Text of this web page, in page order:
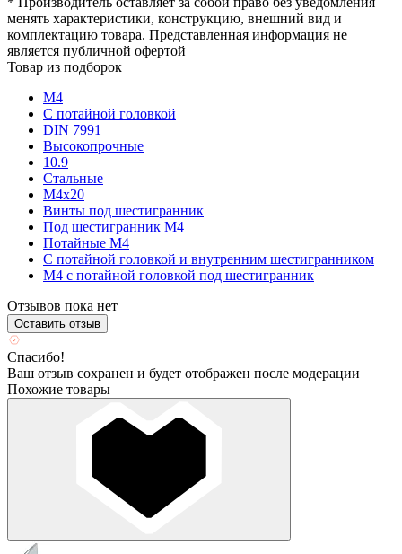
менять характеристики, конструкцию, внешний вид и
комплектацию товара. Представленная информация не
является публичной офертой
Товар из подборок
М4
С потайной головкой
DIN 7991
Высокопрочные
10.9
Стальные
М4х20
Винты под шестигранник
Под шестигранник М4
Потайные М4
С потайной головкой и внутренним шестигранником
М4 с потайной головкой под шестигранник
Отзывов пока нет
Оставить отзыв
Спасибо!
Ваш отзыв сохранен и будет отображен после модерации
Похожие товары